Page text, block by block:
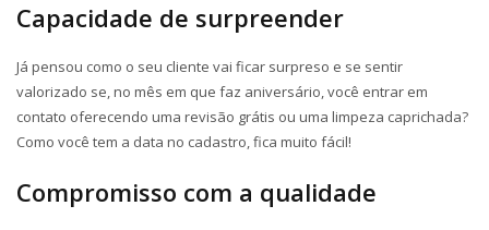
Capacidade de surpreender
Já pensou como o seu cliente vai ficar surpreso e se sentir
valorizado se, no mês em que faz aniversário, você entrar em
contato oferecendo uma revisão grátis ou uma limpeza caprichada?
Como você tem a data no cadastro, fica muito fácil!
Compromisso com a qualidade